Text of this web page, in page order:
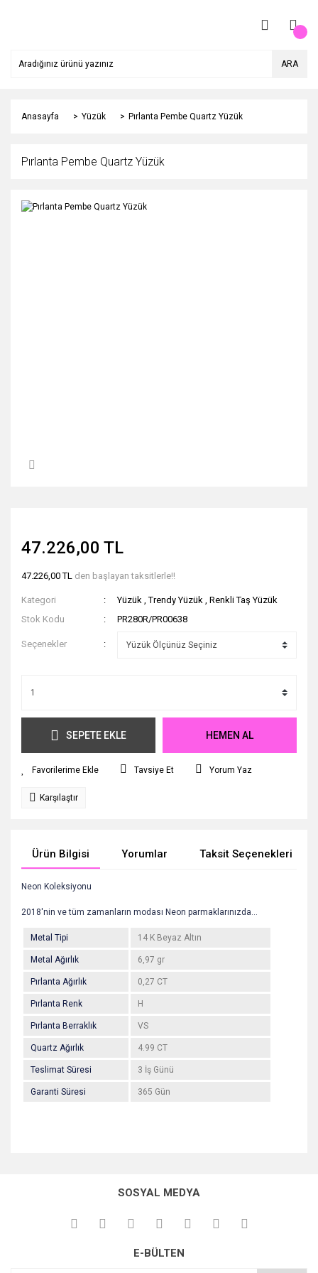
ARA
Anasayfa Yüzük Pırlanta Pembe Quartz Yüzük
Pırlanta Pembe Quartz Yüzük
47.226,00 TL
47.226,00 TL den başlayan taksitlerle!!
Kategori Yüzük ,Trendy Yüzük ,Renkli Taş Yüzük
Stok Kodu
PR280R/PR00638
Seçenekler
SEPETE EKLE HEMEN AL
Tavsiye Et Yorum Yaz
Karşılaştır
Ürün Bilgisi Yorumlar Taksit Seçenekleri
Neon Koleksiyonu
2018'nin ve tüm zamanların modası Neon parmaklarınızda...
Metal Tipi 14 K Beyaz Altın
Metal Ağırlık 6,97 gr
Pırlanta Ağırlık 0,27 CT
Pırlanta Renk H
Pırlanta Berraklık VS
Quartz Ağırlık 4.99 CT
Teslimat Süresi 3 İş Günü
Garanti Süresi 365 Gün
kullanarak tarafımıza iletebilirsiniz.
Görüş ve önerileriniz için teşekkür ederiz.
Ürün açıklamasında eksik bilgiler bulunuyor.
SOSYAL MEDYA
E-BÜLTEN